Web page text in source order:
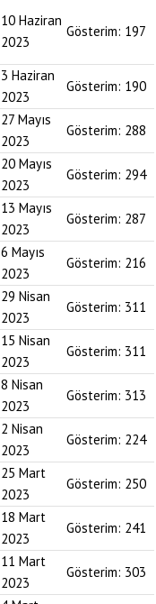
10 Haziran
2023
Gösterim: 197
3 Haziran
2023
Gösterim: 190
27 Mayıs
2023
Gösterim: 288
20 Mayıs
2023
Gösterim: 294
13 Mayıs
2023
Gösterim: 287
6 Mayıs
2023
Gösterim: 216
29 Nisan
2023
Gösterim: 311
15 Nisan
2023
Gösterim: 311
8 Nisan
2023
Gösterim: 313
2 Nisan
2023
Gösterim: 224
25 Mart
2023
Gösterim: 250
18 Mart
2023
Gösterim: 241
11 Mart
2023
Gösterim: 303